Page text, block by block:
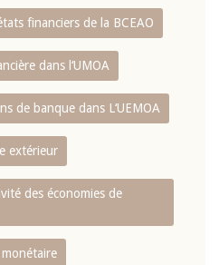
financiers de la BCEAO
dans l‘UMOA
de banque dans L‘UEMOA
extérieur
des économies de